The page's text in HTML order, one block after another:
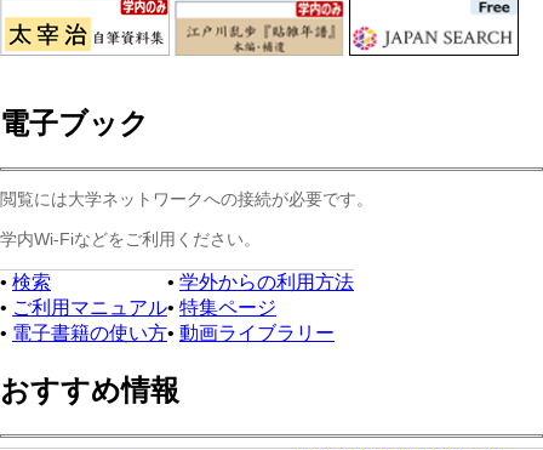
電子ブック
閲覧には大学ネットワークへの接続が必要です。
学内Wi‑Fiなどをご利用ください。
• 検索 • 学外からの利用方法
• ご利用マニュアル• 特集ページ
• 電子書籍の使い方• 動画ライブラリー
おすすめ情報